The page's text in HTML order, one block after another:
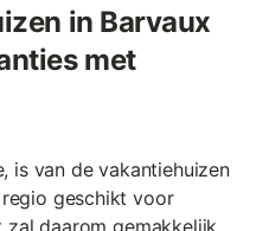
in Barvaux
met
is van de vakantiehuizen
geschikt voor
daarom gemakkelijk